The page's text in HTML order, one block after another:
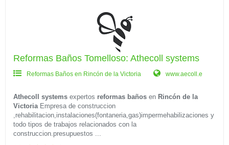
Reformas Baños Tomelloso: Athecoll systems
Reformas Baños en Rincón de la Victoria www.aecoll.e
Athecoll systems expertos reformas baños en Rincón de la
VictoriaEmpresa de construccion
,rehabilitacion,instalaciones(fontaneria,gas)impermehabilizaciones y
todo tipos de trabajos relacionados con la
construccion.presupuestos ...